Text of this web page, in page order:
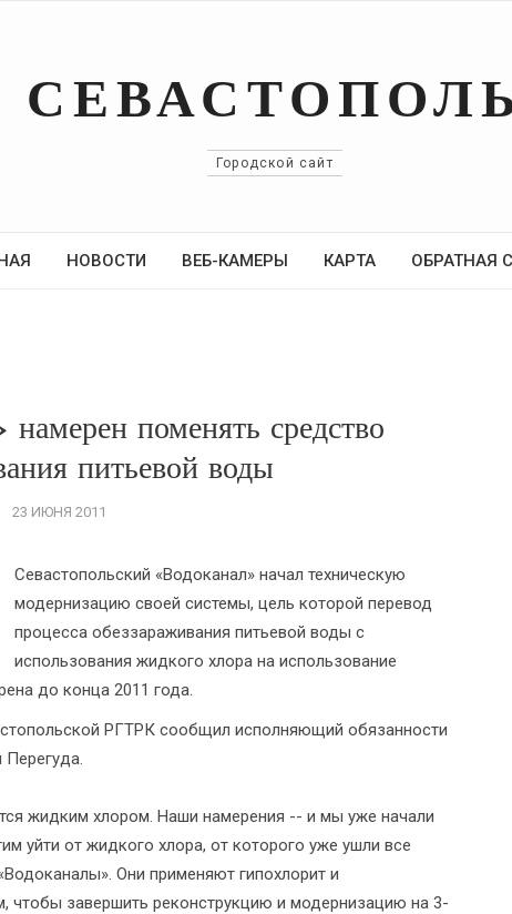
Городской сайт
НОВОСТИ ВЕБ-КАМЕРЫ КАРТА ОБРАТНАЯ
поменять средство
питьевой воды
23 ИЮНЯ 2011
Севастопольский «Водоканал» начал техническую
модернизацию своей системы, цель которой перевод
процесса обеззараживания питьевой воды с
использования жидкого хлора на использование
до конца 2011 года.
РГТРК сообщил исполняющий обязанности
жидким хлором. Наши намерения -- и мы уже начали
уйти от жидкого хлора, от которого уже ушли все
Они применяют гипохлорит и
чтобы завершить реконструкцию и модернизацию на 3-